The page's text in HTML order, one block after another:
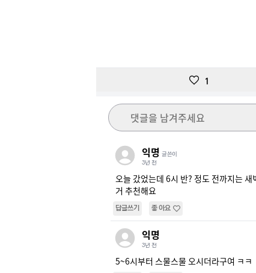
1
댓글을 남겨주세요
익명 글쓴이
3년 전
오늘 갔었는데 6시 반? 정도 전까지는
거 추천해요
답글쓰기 좋아요
익명
3년 전
5~6시부터 스물스물 오시더라구여 ㅋㅋ